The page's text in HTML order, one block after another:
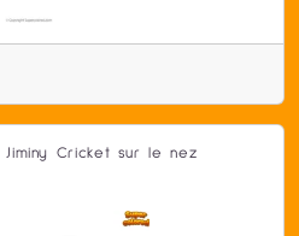
Cricket sur le nez